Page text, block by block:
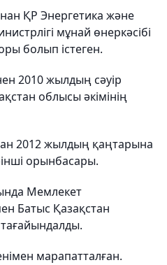
ҚР Энергетика және
мұнай өнеркәсібі
болып істеген.
2010 жылдың сәуір
облысы әкімінің
2012 жылдың қаңтарына
орынбасары.
Мемлекет
Батыс Қазақстан
марапатталған.